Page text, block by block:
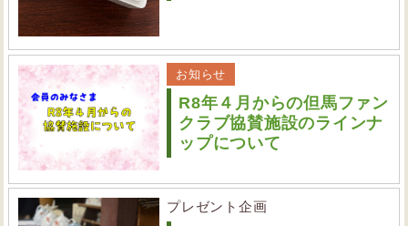
お知らせ
R8年４月からの但馬ファン
クラブ協賛施設のラインナ
ップについて
プレゼント企画